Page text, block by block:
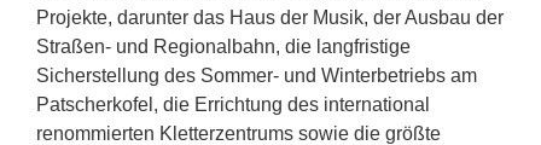
Projekte, darunter das Haus der Musik, der Ausbau der
Straßen- und Regionalbahn, die langfristige
Sicherstellung des Sommer- und Winterbetriebs am
Patscherkofel, die Errichtung des international
renommierten Kletterzentrums sowie die größte